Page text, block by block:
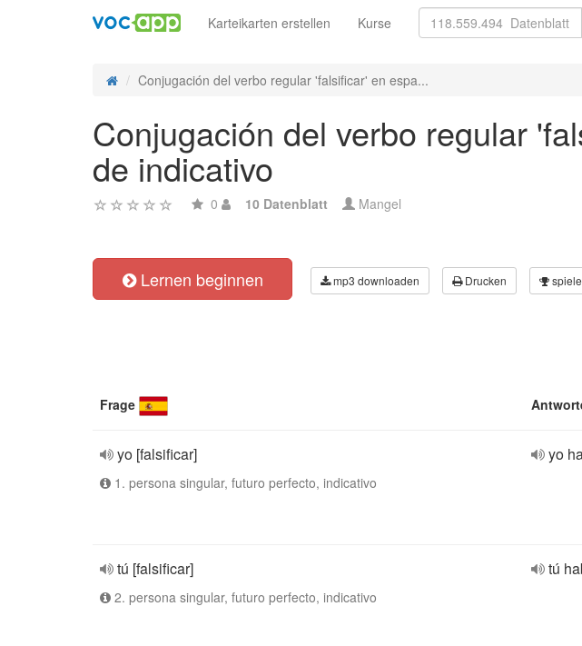
Karteikarten erstellen Kurse
Conjugación del verbo regular 'falsificar' en espa...
Conjugación del verbo regular
de indicativo
0 10 Datenblatt Mangel
Lernen beginnen mp3 downloaden Drucken
Frage
yo [falsificar]
1. persona singular, futuro perfecto, indicativo
yo
tú [falsificar]
2. persona singular, futuro perfecto, indicativo
tú